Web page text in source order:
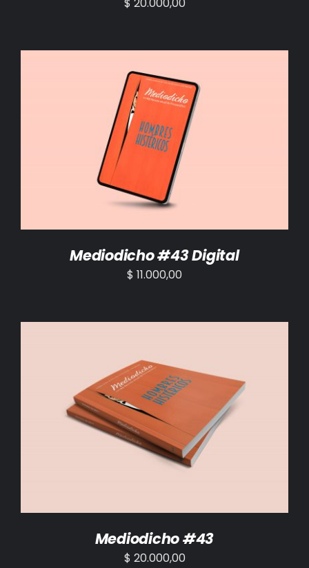
AÑADIR AL CARRITO /
Mediodicho #43 Digital
$ 11.000,00
AÑADIR AL CARRITO DETALLES
Mediodicho #43
$ 20.000,00